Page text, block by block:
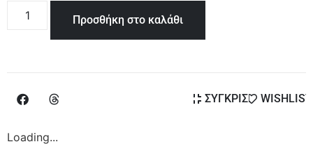
Προσθήκη στο καλάθι
ΣΥΓΚΡΙΣΗ WISHLIST
Loading...